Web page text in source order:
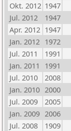
Okt. 2012 1947
Jul. 2012
1947
Apr. 2012 1947
Jan. 2012 1972
Jul. 2011
1991
Jan. 2011
1991
Jul. 2010
2008
Jan. 2010 2000
Jul. 2009
2005
Jan. 2009 2006
Jul. 2008
1909